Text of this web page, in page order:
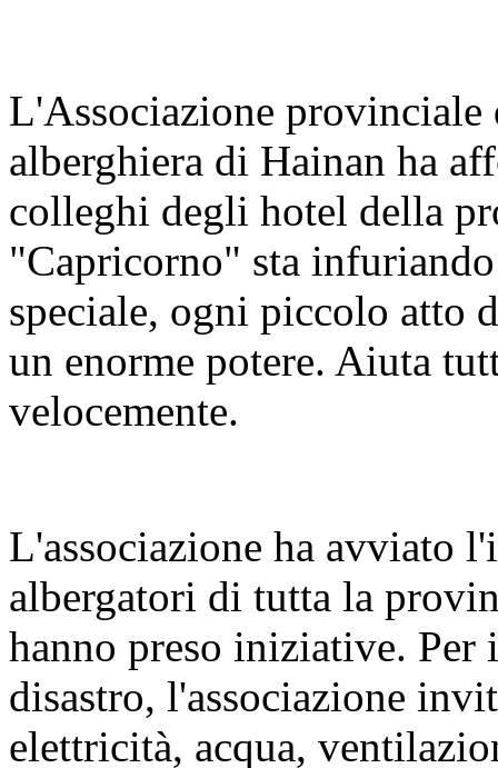
L'Associazione
alberghiera di Hainan ha
colleghi degli hotel della
"Capricorno" sta
speciale, ogni piccolo atto
un enorme potere. Aiuta
velocemente.
L'associazione ha avviato
albergatori di tutta la
hanno preso iniziative.
disastro, l'associazione
elettricità, acqua,